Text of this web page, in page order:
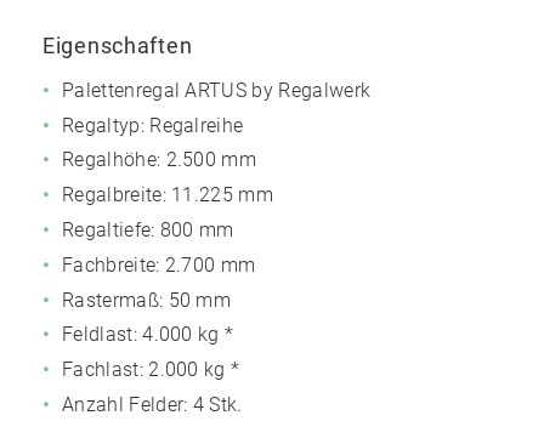
Eigenschaften
Palettenregal ARTUS by Regalwerk
Regaltyp: Regalreihe
Regalhöhe: 2.500 mm
Regalbreite: 11.225 mm
Regaltiefe: 800 mm
Fachbreite: 2.700 mm
Rastermaß: 50 mm
Feldlast:4.000 kg *
Fachlast: 2.000 kg *
Anzahl Felder: 4 Stk.